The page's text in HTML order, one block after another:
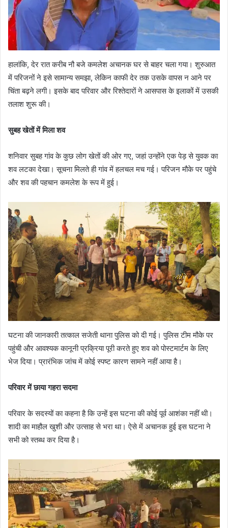
हालांकि, देर रात करीब नौ बजे कमलेश अचानक घर से बाहर चला गया। शुरुआत
में परिजनों ने इसे सामान्य समझा, लेकिन काफी देर तक उसके वापस न आने पर
चिंता बढ़ने लगी। इसके बाद परिवार और रिश्तेदारों ने आसपास के इलाकों में उसकी
तलाश शुरू की।
सुबह खेतों में मिला शव
शनिवार सुबह गांव के कुछ लोग खेतों की ओर गए, जहां उन्होंने एक पेड़ से युवक का
शव लटका देखा। सूचना मिलते ही गांव में हलचल मच गई। परिजन मौके पर पहुंचे
और शव की पहचान कमलेश के रूप में हुई।
घटना की जानकारी तत्काल सजेती थाना पुलिस को दी गई। पुलिस टीम मौके पर
पहुंची और आवश्यक कानूनी प्रक्रिया पूरी करते हुए शव को पोस्टमार्टम के लिए
भेज दिया। प्रारंभिक जांच में कोई स्पष्ट कारण सामने नहीं आया है।
परिवार में छाया गहरा सदमा
परिवार के सदस्यों का कहना है कि उन्हें इस घटना की कोई पूर्व आशंका नहीं थी।
शादी का माहौल खुशी और उत्साह से भरा था। ऐसे में अचानक हुई इस घटना ने
सभी को स्तब्ध कर दिया है।